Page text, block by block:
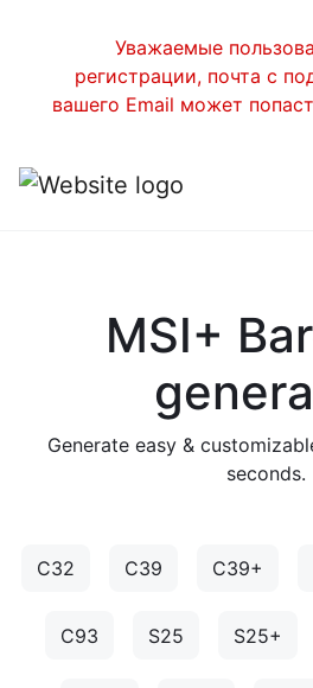
Уважаемые
регистрации, почта с
вашего Email может
MSI+
Generate easy &
seconds.
C32 C39 C39+
C93 S25 S25+